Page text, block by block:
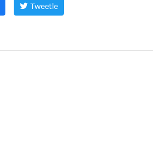
Tweetle